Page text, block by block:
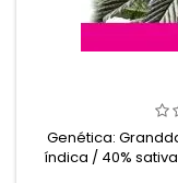
Genética:
índica / 40%
floración: 8-9